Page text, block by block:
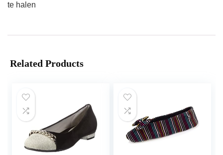
te halen
Related Products